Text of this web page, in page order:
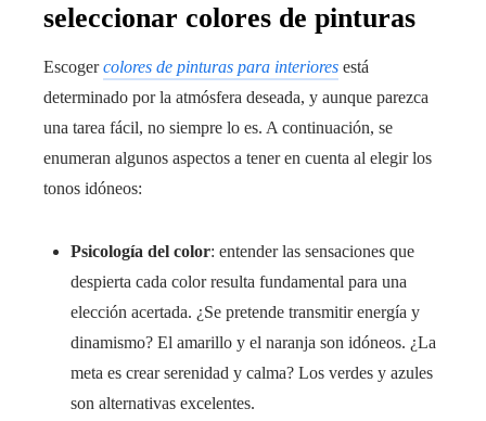
seleccionar colores de pinturas
Escogercolores de pinturas para interiores está
determinado por la atmósfera deseada, y aunque parezca
una tarea fácil, no siempre lo es. A continuación, se
enumeran algunos aspectos a tener en cuenta al elegir los
tonos idóneos:
Psicología del color: entender las sensaciones que
despierta cada color resulta fundamental para una
elección acertada. ¿Se pretende transmitir energía y
dinamismo? El amarillo y el naranja son idóneos. ¿La
meta es crear serenidad y calma? Los verdes y azules
son alternativas excelentes.